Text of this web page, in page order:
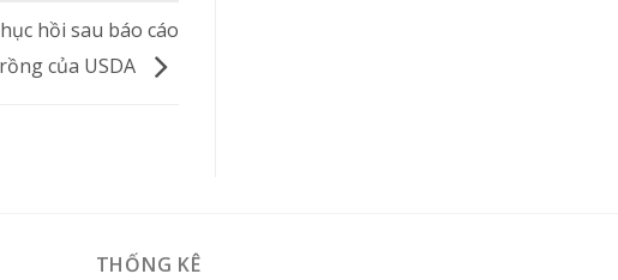
hồi sau báo cáo
của USDA
THỐNG KÊ